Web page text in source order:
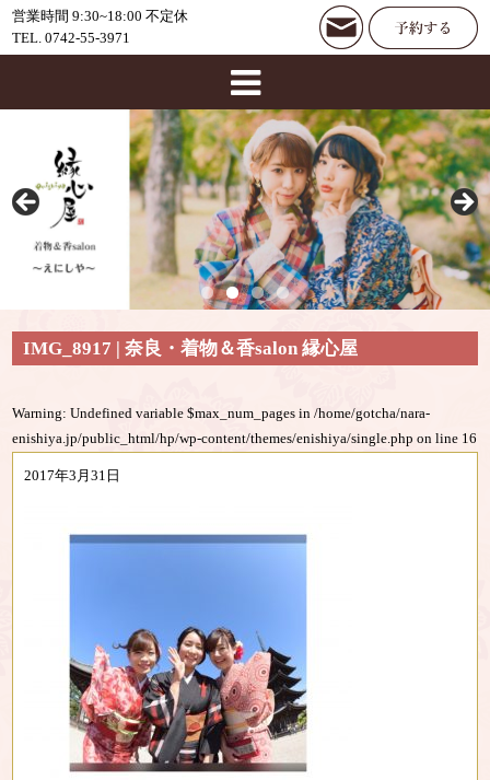
営業時間 9:30~18:00 不定休
TEL. 0742-55-3971
IMG_8917 | 奈良・着物＆香salon 縁心屋
Warning: Undefined variable $max_num_pages in/home/gotcha/nara-
enishiya.jp/public_html/hp/wp-content/themes/enishiya/single.php on line 16
2017年3月31日